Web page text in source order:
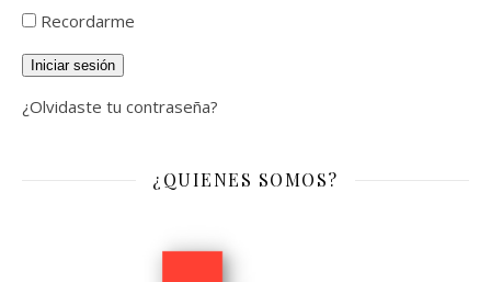
Recordarme
Iniciar sesión
¿Olvidaste tu contraseña?
¿QUIENES SOMOS?